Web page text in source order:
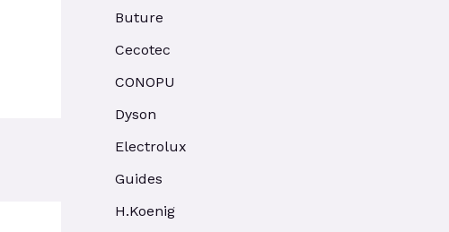
Buture
Cecotec
CONOPU
Dyson
Electrolux
Guides
H.Koenig